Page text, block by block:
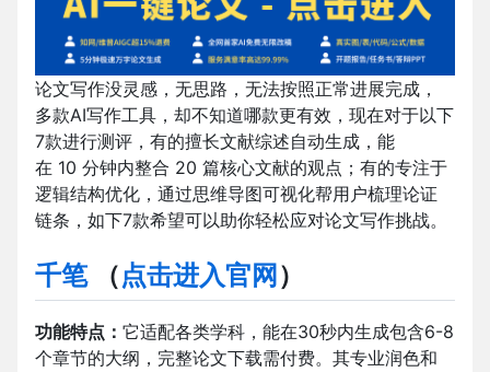
论文写作没灵感，无思路，无法按照正常进展完成，
多款AI写作工具，却不知道哪款更有效，现在对于以下
7款进行测评，有的擅长文献综述自动生成，能
在 10 分钟内整合 20 篇核心文献的观点；有的专注于
逻辑结构优化，通过思维导图可视化帮用户梳理论证
链条，如下7款希望可以助你轻松应对论文写作挑战。
千笔（点击进入官网 ）
功能特点： 它适配各类学科，能在30秒内生成包含6-8
个章节的大纲，完整论文下载需付费。其专业润色和